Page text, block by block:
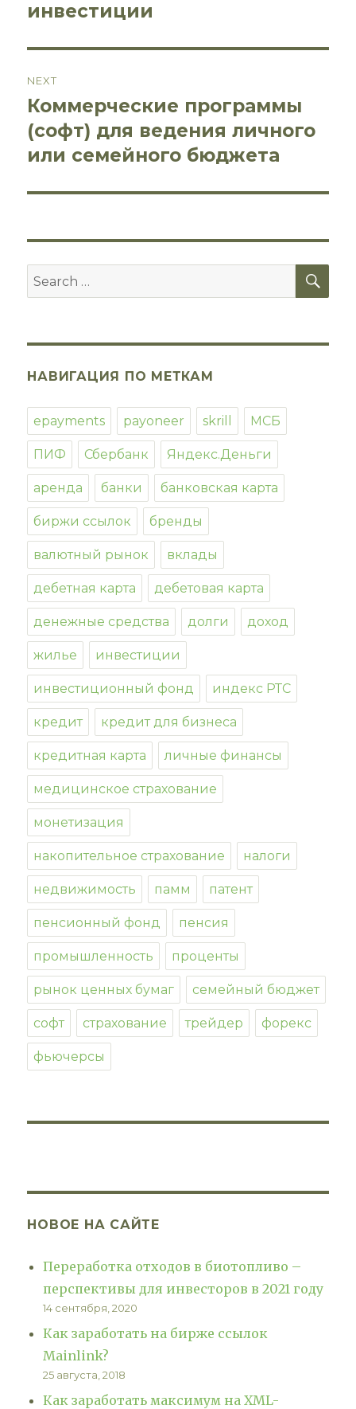
записям
post:
инвестиции
NEXT
Next
post:
Коммерческие программы
(софт) для ведения личного
или семейного бюджета
Search
for:
НАВИГАЦИЯ ПО МЕТКАМ
epayments payoneer skrill МСБ
ПИФ Сбербанк Яндекс.Деньги
аренда банки банковская карта
биржи ссылок бренды
валютный рынок вклады
дебетная карта дебетовая карта
денежные средства долги доход
жилье инвестиции
инвестиционный фонд индекс РТС
кредит кредит для бизнеса
кредитная карта личные финансы
медицинское страхование
монетизация
накопительное страхование налоги
недвижимость памм патент
пенсионный фонд пенсия
промышленность проценты
рынок ценных бумаг семейный бюджет
софт страхование трейдер форекс
фьючерсы
НОВОЕ НА САЙТЕ
Переработка отходов в биотопливо –
перспективы для инвесторов в 2021 году
14 сентября, 2020
Как заработать на бирже ссылок
Mainlink?
25 августа, 2018
Как заработать максимум на XML-